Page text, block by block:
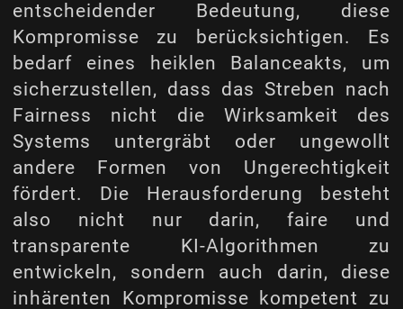
entscheidender Bedeutung, diese
Kompromisse zu berücksichtigen. Es
bedarf eines heiklen Balanceakts, um
sicherzustellen, dass das Streben nach
Fairness nicht die Wirksamkeit des
Systems untergräbt oder ungewollt
andere Formen von Ungerechtigkeit
fördert. Die Herausforderung besteht
also nicht nur darin, faire und
transparente KI-Algorithmen zu
entwickeln, sondern auch darin, diese
inhärenten Kompromisse kompetent zu